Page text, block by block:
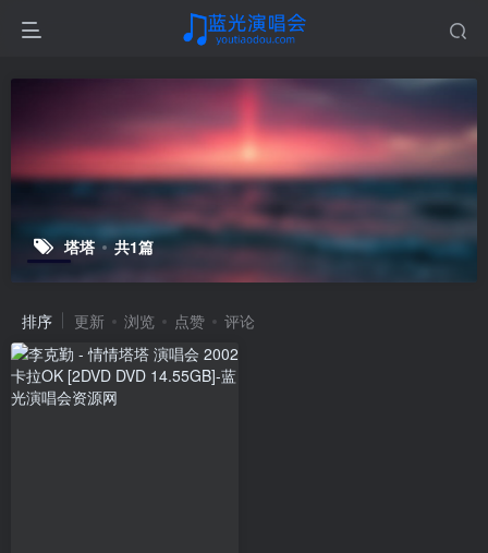
塔塔 共1篇
排序 更新 浏览 点赞 评论